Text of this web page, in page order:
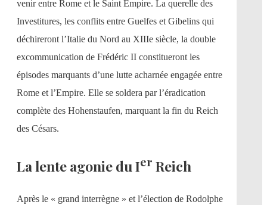
venir entre Rome et le Saint Empire. La querelle des
Investitures, les conflits entre Guelfes et Gibelins qui
déchireront l’Italie du Nord au XIIIe siècle, la double
excommunication de Frédéric II constitueront les
épisodes marquants d’une lutte acharnée engagée entre
Rome et l’Empire. Elle se soldera par l’éradication
complète des Hohenstaufen, marquant la fin du Reich
des Césars.
La lente agonie du Ier Reich
Après le « grand interrègne » et l’élection de Rodolphe